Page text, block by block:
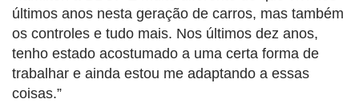
últimos anos nesta geração de carros, mas também
os controles e tudo mais. Nos últimos dez anos,
tenho estado acostumado a uma certa forma de
trabalhar e ainda estou me adaptando a essas
coisas.”